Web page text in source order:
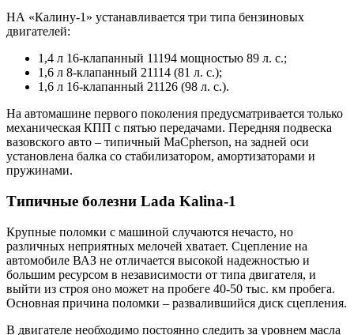
НА «Калину-1» устанавливается три типа бензиновых
двигателей:
1,4 л 16-клапанный 11194 мощностью 89 л. с.;
1,6 л 8-клапанный 21114 (81 л. с.);
1,6 л 16-клапанный 21126 (98 л. с.).
На автомашине первого поколения предусматривается только
механическая КПП с пятью передачами. Передняя подвеска
вазовского авто – типичный MaCpherson, на задней оси
установлена балка со стабилизатором, амортизаторами и
пружинами.
Типичные болезни Lada Kalina-1
Крупные поломки с машиной случаются нечасто, но
различных неприятных мелочей хватает. Сцепление на
автомобиле ВАЗ не отличается высокой надежностью и
большим ресурсом в независимости от типа двигателя, и
выйти из строя оно может на пробеге 40-50 тыс. км пробега.
Основная причина поломки – развалившийся диск сцепления.
В двигателе необходимо постоянно следить за уровнем масла